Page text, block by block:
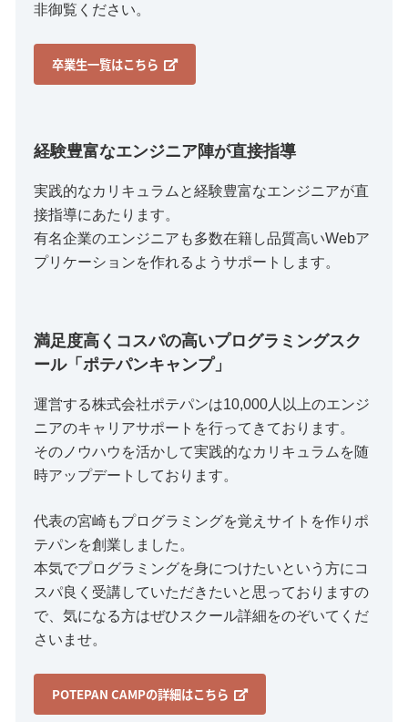
非御覧ください。
卒業生一覧はこちら
経験豊富なエンジニア陣が直接指導
実践的なカリキュラムと経験豊富なエンジニアが直
接指導にあたります。
有名企業のエンジニアも多数在籍し品質高いWebア
プリケーションを作れるようサポートします。
満足度高くコスパの高いプログラミングスク
ール「ポテパンキャンプ」
運営する株式会社ポテパンは10,000人以上のエンジ
ニアのキャリアサポートを行ってきております。
そのノウハウを活かして実践的なカリキュラムを随
時アップデートしております。
代表の宮崎もプログラミングを覚えサイトを作りポ
テパンを創業しました。
本気でプログラミングを身につけたいという方にコ
スパ良く受講していただきたいと思っておりますの
で、気になる方はぜひスクール詳細をのぞいてくだ
さいませ。
POTEPAN CAMPの詳細はこちら